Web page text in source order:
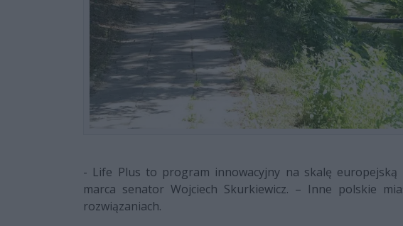
- Life Plus to program innowacyjny na skalę europejską
marca senator Wojciech Skurkiewicz. – Inne polskie
rozwiązaniach.